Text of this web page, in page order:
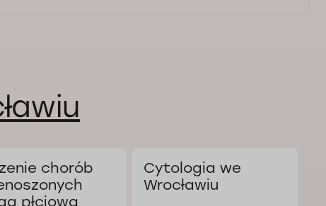
chorób
płciową
Cytologia we
Wrocławiu